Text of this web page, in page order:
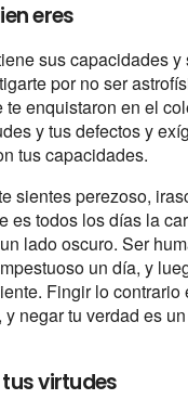
eres
sus capacidades y
por no ser
te enquistaron en el
y tus defectos y
tus capacidades.
sientes perezoso,
es todos los días la
lado oscuro. Ser
un día, y
Fingir lo contrario
y negar tu verdad es
tus virtudes